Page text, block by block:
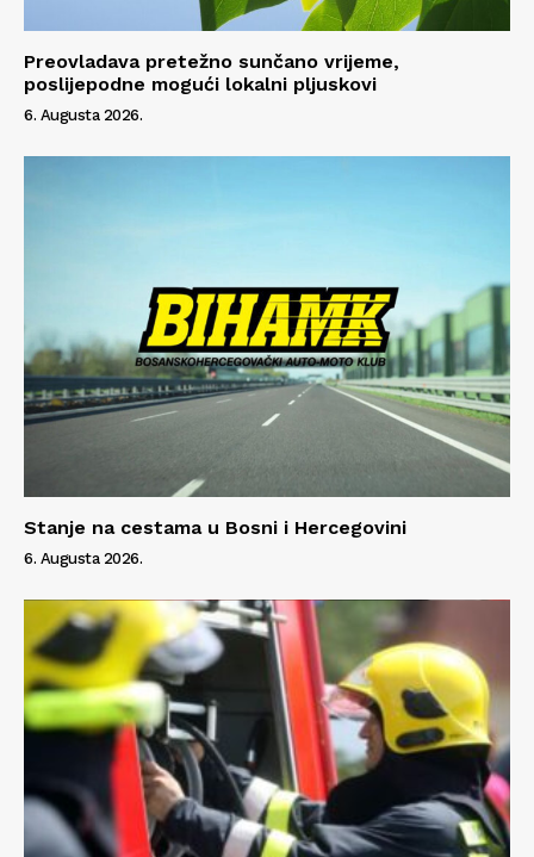
Impressum
Preovladava pretežno sunčano vrijeme,
poslijepodne mogući lokalni pljuskovi
6. Augusta 2026.
Stanje na cestama u Bosni i Hercegovini
6. Augusta 2026.